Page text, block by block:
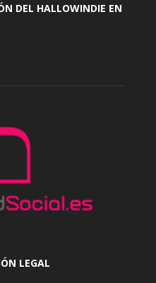
DEL HALLOWINDIE EN
LEGAL